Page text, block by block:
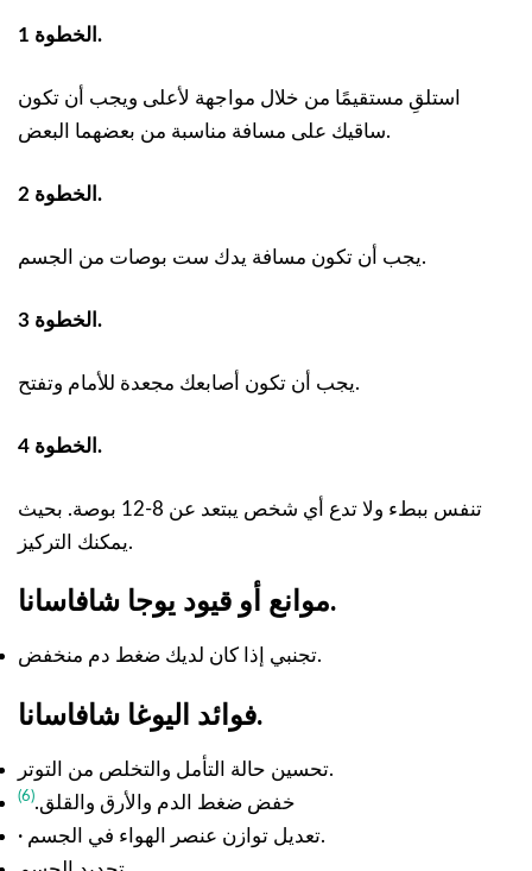
الخطوة 1.
استلقِ مستقيمًا من خلال مواجهة لأعلى ويجب أن تكون
ساقيك على مسافة مناسبة من بعضهما البعض.
الخطوة 2.
يجب أن تكون مسافة يدك ست بوصات من الجسم.
الخطوة 3.
يجب أن تكون أصابعك مجعدة للأمام وتفتح.
الخطوة 4.
تنفس ببطء ولا تدع أي شخص يبتعد عن 8-12 بوصة. بحيث
يمكنك التركيز.
موانع أو قيود يوجا شافاسانا.
تجنبي إذا كان لديك ضغط دم منخفض.
فوائد اليوغا شافاسانا.
تحسين حالة التأمل والتخلص من التوتر.
خفض ضغط الدم والأرق والقلق.(6)
· تعديل توازن عنصر الهواء في الجسم.